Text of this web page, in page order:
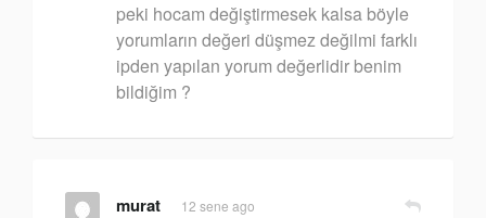
peki hocam değiştirmesek kalsa böyle
yorumların değeri düşmez değilmi farklı
ipden yapılan yorum değerlidir benim
bildiğim ?
murat 12 sene ago